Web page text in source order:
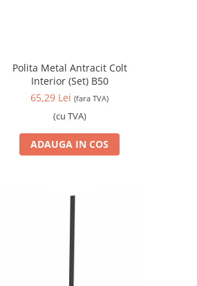
Polita Metal Antracit Colt
Interior (Set) B50
65,29 Lei (fara TVA)
(cu TVA)
ADAUGA IN COS